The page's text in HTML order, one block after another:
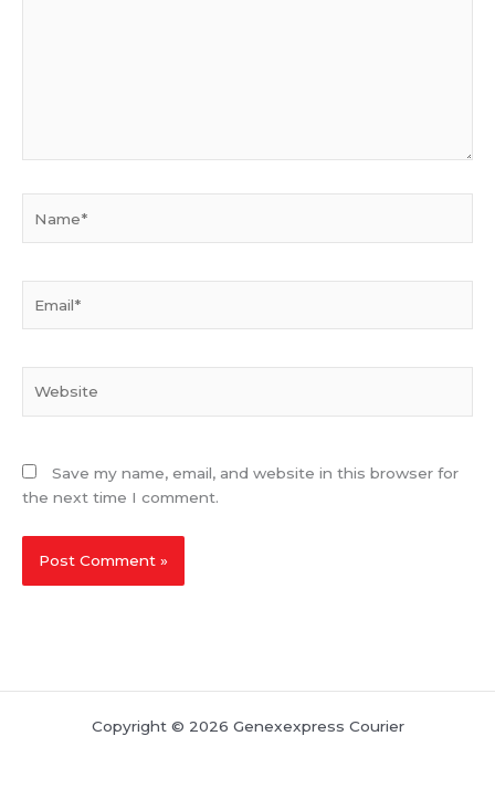
Save my name, email, and website in this browser for
the next time I comment.
Copyright © 2026 Genexexpress Courier